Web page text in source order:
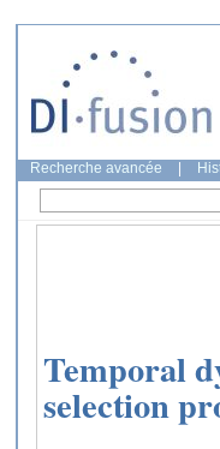
Recherche avancée
Temporal
selection